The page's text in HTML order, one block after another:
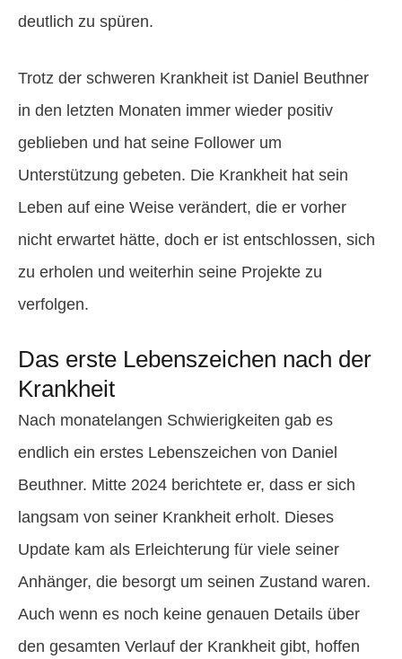
deutlich zu spüren.
Trotz der schweren Krankheit ist Daniel Beuthner
in den letzten Monaten immer wieder positiv
geblieben und hat seine Follower um
Unterstützung gebeten. Die Krankheit hat sein
Leben auf eine Weise verändert, die er vorher
nicht erwartet hätte, doch er ist entschlossen, sich
zu erholen und weiterhin seine Projekte zu
verfolgen.
Das erste Lebenszeichen nach der
Krankheit
Nach monatelangen Schwierigkeiten gab es
endlich ein erstes Lebenszeichen von Daniel
Beuthner. Mitte 2024 berichtete er, dass er sich
langsam von seiner Krankheit erholt. Dieses
Update kam als Erleichterung für viele seiner
Anhänger, die besorgt um seinen Zustand waren.
Auch wenn es noch keine genauen Details über
den gesamten Verlauf der Krankheit gibt, hoffen